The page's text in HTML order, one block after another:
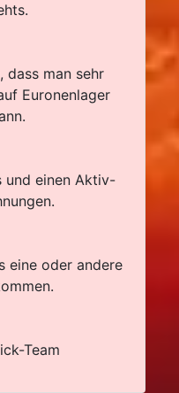
dass man sehr
Euronenlager
und einen Aktiv-
eine oder andere
Team